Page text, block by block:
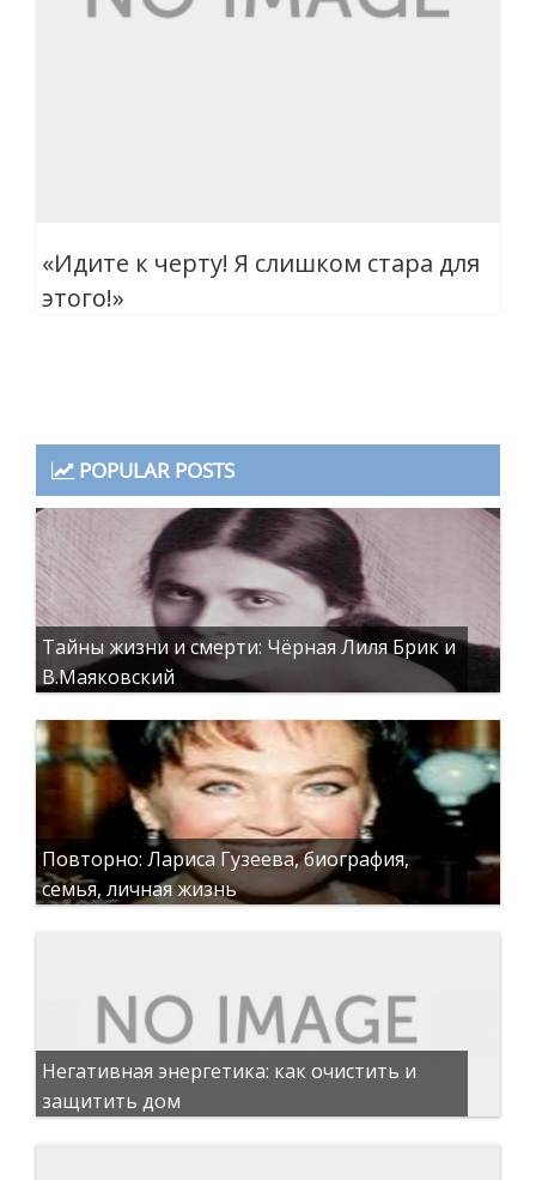
«Идите к черту! Я слишком стара для
этого!»
POPULAR POSTS
Тайны жизни и смерти: Чёрная Лиля Брик и
В.Маяковский
Повторно: Лариса Гузеева, биография,
семья, личная жизнь
Негативная энергетика: как очистить и
защитить дом